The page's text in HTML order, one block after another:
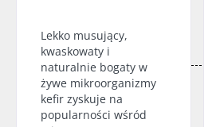
Lekko musujący,
kwaskowaty i
naturalnie bogaty w
żywe mikroorganizmy
kefir zyskuje na
popularności wśród